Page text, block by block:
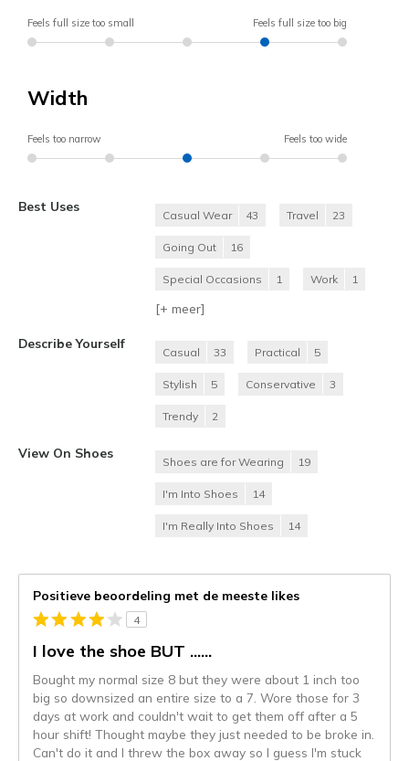
Feels full size too small Feels full size too big
Width
Feels too narrow Feels too wide
Best Uses
Casual Wear 43 Travel 23
Going Out 16
Special Occasions 1 Work 1
[+ meer]
Describe Yourself
Casual 33 Practical 5
Stylish 5 Conservative 3
Trendy 2
View On Shoes
Shoes are for Wearing 19
I'm Into Shoes 14
I'm Really Into Shoes 14
Positieve beoordeling met de meeste likes
4
I love the shoe BUT ......
Bought my normal size 8 but they were about 1 inch too
big so downsized an entire size to a 7. Wore those for 3
days at work and couldn't wait to get them off after a 5
hour shift! Thought maybe they just needed to be broke in.
Can't do it and I threw the box away so I guess I'm stuck